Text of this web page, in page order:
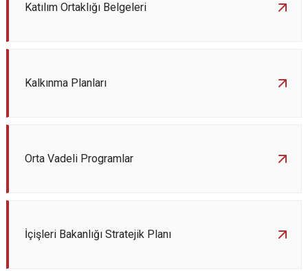
Katılım Ortaklığı Belgeleri
Kalkınma Planları
Orta Vadeli Programlar
İçişleri Bakanlığı Stratejik Planı